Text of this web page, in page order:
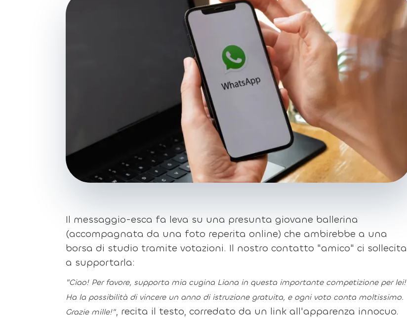
Il messaggio-esca fa leva su una presunta giovane ballerina
(accompagnata da una foto reperita online) che ambirebbe a una
borsa di studio tramite votazioni. Il nostro contatto "amico" ci sollecita
a supportarla:
"Ciao! Per favore, supporta mia cugina Liana in questa importante competizione per lei!
Ha la possibilità di vincere un anno di istruzione gratuita, e ogni voto conta moltissimo.
Grazie mille!", recita il testo, corredato da un link all'apparenza innocuo.